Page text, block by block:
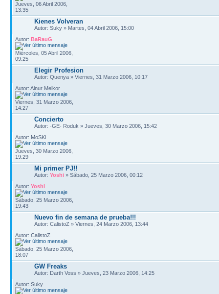
Jueves, 06 Abril 2006,
13:35
Kienes Volveran
Autor: Suky » Martes, 04 Abril 2006, 15:00
Autor: BaRauG
Miércoles, 05 Abril 2006,
09:25
Elegir Profesion
Autor: Quenya » Viernes, 31 Marzo 2006, 10:17
Autor: Ainur Melkor
Viernes, 31 Marzo 2006,
14:27
Concierto
Autor: -GE- Roduk » Jueves, 30 Marzo 2006, 15:42
Autor: MoSKi
Jueves, 30 Marzo 2006,
19:29
Mi primer PJ!!
Autor: Yoshi » Sábado, 25 Marzo 2006, 00:12
Autor: Yoshi
Sábado, 25 Marzo 2006,
19:43
Nuevo fin de semana de prueba!!!
Autor: CalistoZ » Viernes, 24 Marzo 2006, 13:44
Autor: CalistoZ
Sábado, 25 Marzo 2006,
18:07
GW Freaks
Autor: Darth Voss » Jueves, 23 Marzo 2006, 14:25
Autor: Suky